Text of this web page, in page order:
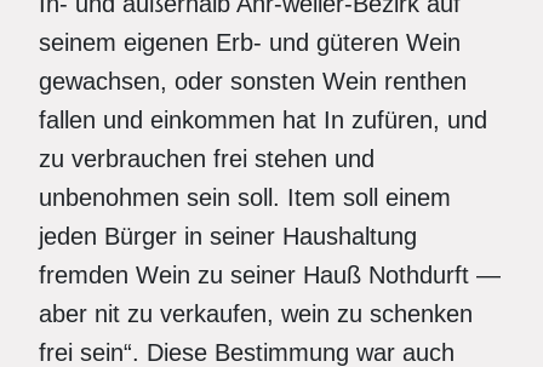
seinem eigenen Erb- und güteren Wein
gewachsen, oder sonsten Wein renthen
fallen und einkommen hat In zufüren, und
zu verbrauchen frei stehen und
unbenohmen sein soll. Item soll einem
jeden Bürger in seiner Haushaltung
fremden Wein zu seiner Hauß Nothdurft —
aber nit zu verkaufen, wein zu schenken
frei sein“. Diese Bestimmung war auch